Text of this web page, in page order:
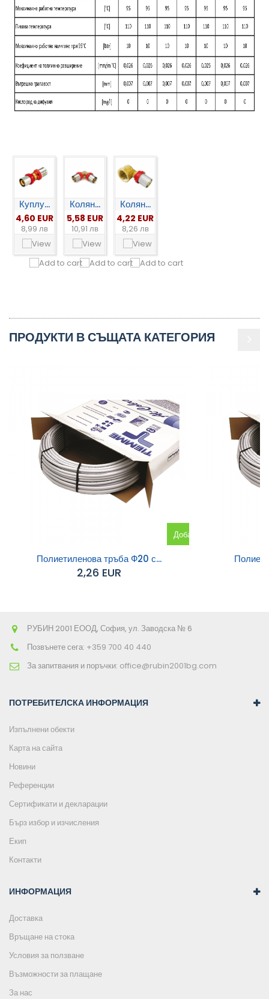
Куплу...
4,60 EUR
8,99 лв
Колян...
5,58 EUR
10,91 лв
Колян...
4,22 EUR
8,26 лв
ПРОДУКТИ В СЪЩАТА КАТЕГОРИЯ
Добавяне
Полиетиленова тръба Ф20 с...
2,26 EUR
РУБИН 2001 ЕООД, София, ул. Заводска № 6
Позвънете сега: +359 700 40 440
За запитвания и поръчки: office@rubin2001bg.com
ПОТРЕБИТЕЛСКА ИНФОРМАЦИЯ
Изпълнени обекти
Карта на сайта
Новини
Референции
Сертификати и декларации
Бърз избор и изчисления
Екип
Контакти
ИНФОРМАЦИЯ
Доставка
Връщане на стока
Условия за ползване
Възможности за плащане
За нас